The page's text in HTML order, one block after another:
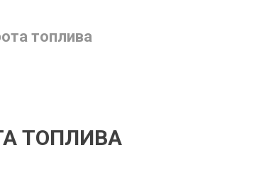
топлива
ТОПЛИВА